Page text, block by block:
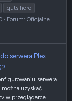
quts hero
Forum: Oficjalne
serwera Plex
serwera
uzyskać
w przeglądarce